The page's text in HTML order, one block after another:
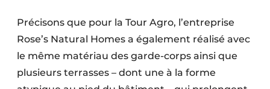
Précisons que pour la Tour Agro, l’entreprise
Rose’s Natural Homes a également réalisé avec
le même matériau des garde-corps ainsi que
plusieurs terrasses – dont une à la forme